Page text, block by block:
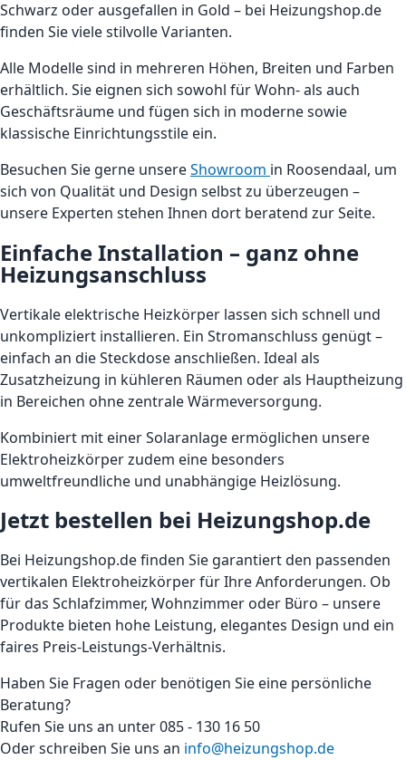
Schwarz oder ausgefallen in Gold – bei Heizungshop.de
finden Sie viele stilvolle Varianten.
Alle Modelle sind in mehreren Höhen, Breiten und Farben
erhältlich. Sie eignen sich sowohl für Wohn- als auch
Geschäftsräume und fügen sich in moderne sowie
klassische Einrichtungsstile ein.
Besuchen Sie gerne unsereShowroom in Roosendaal, um
sich von Qualität und Design selbst zu überzeugen –
unsere Experten stehen Ihnen dort beratend zur Seite.
Einfache Installation – ganz ohne
Heizungsanschluss
Vertikale elektrische Heizkörper lassen sich schnell und
unkompliziert installieren. Ein Stromanschluss genügt –
einfach an die Steckdose anschließen. Ideal als
Zusatzheizung in kühleren Räumen oder als Hauptheizung
in Bereichen ohne zentrale Wärmeversorgung.
Kombiniert mit einer Solaranlage ermöglichen unsere
Elektroheizkörper zudem eine besonders
umweltfreundliche und unabhängige Heizlösung.
Jetzt bestellen bei Heizungshop.de
Bei Heizungshop.de finden Sie garantiert den passenden
vertikalen Elektroheizkörper für Ihre Anforderungen. Ob
für das Schlafzimmer, Wohnzimmer oder Büro – unsere
Produkte bieten hohe Leistung, elegantes Design und ein
faires Preis-Leistungs-Verhältnis.
Haben Sie Fragen oder benötigen Sie eine persönliche
Beratung?
Rufen Sie uns an unter 085 - 130 16 50
Oder schreiben Sie uns an info@heizungshop.de